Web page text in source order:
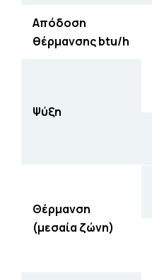
Απόδοση
θέρµανσης btu/h
Ψύξη
Θέρµανση
(µεσαία ζώνη)